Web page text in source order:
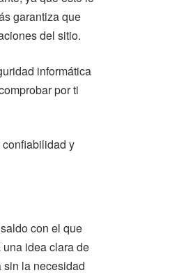
garantiza que
del sitio.
informática
por ti
y
con el que
una idea clara de
sin la necesidad